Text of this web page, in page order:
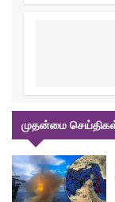
முதன்மை